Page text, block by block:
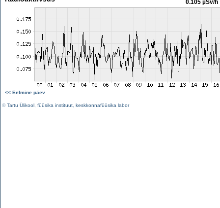
0.105 µSv/h
<< Eelmine päev
©Tartu Ülikool füüsika instituut keskkonnafüüsika labor